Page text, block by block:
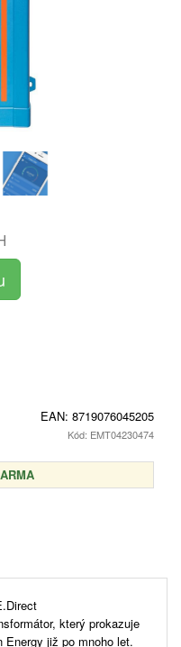
EAN: 8719076045205
Kód: EMT04230474
který prokazuje
již po mnoho let.